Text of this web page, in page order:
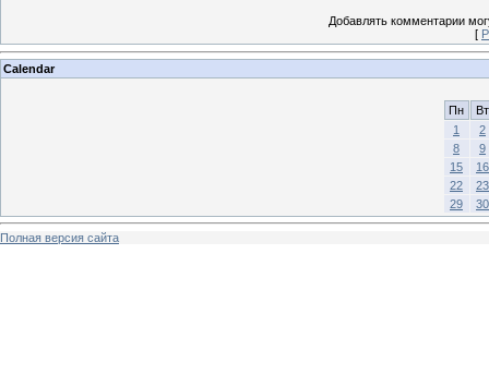
Добавлять комментарии
[
Calendar
Пн
Вт
1
2
8
9
15
16
22
23
29
30
Полная версия сайта